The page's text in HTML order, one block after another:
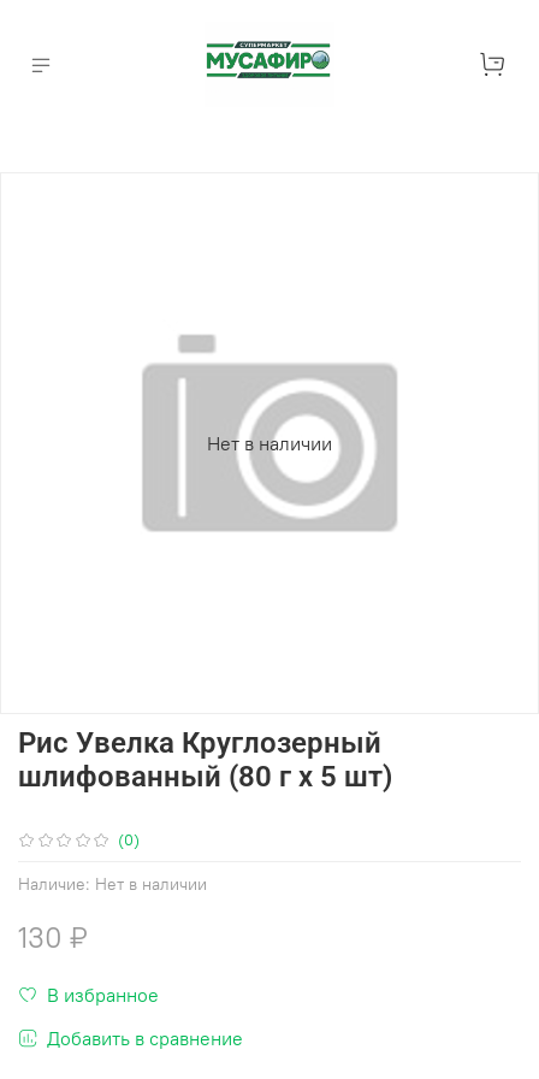
Нет в наличии
(0)
Наличие: Нет в наличии
Рис Увелка Круглозерный
шлифованный (80 г х 5 шт)
130 ₽
В избранное
Добавить в сравнение